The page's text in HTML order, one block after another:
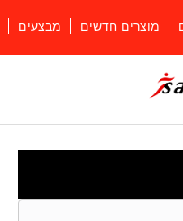
מוצרים חדשים מבצעים